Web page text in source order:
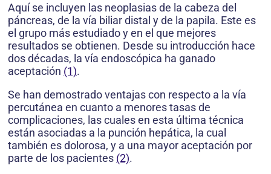
Aquí se incluyen las neoplasias de la cabeza del
páncreas, de la vía biliar distal y de la papila. Este es
el grupo más estudiado y en el que mejores
resultados se obtienen. Desde su introducción hace
dos décadas, la vía endoscópica ha ganado
aceptación (1).
Se han demostrado ventajas con respecto a la vía
percutánea en cuanto a menores tasas de
complicaciones, las cuales en esta última técnica
están asociadas a la punción hepática, la cual
también es dolorosa, y a una mayor aceptación por
parte de los pacientes (2).